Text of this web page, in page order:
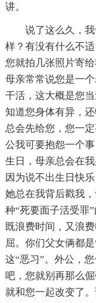
讲。
说了这么久，
样？有没有什么不
您就拍几张照片寄
母亲常常说您是一
干活，这大概是您
知道您身体有异，
总会先给您，您一
公我可要抱怨一个
生日，母亲总会在
因为说不出生日快
她总在我背后戳我
种“死要面子活受罪
既浪费时间，又浪
屈。你们父女俩都
这“恶习”。外公，
吧，您就别再那么
就和您一起改变了